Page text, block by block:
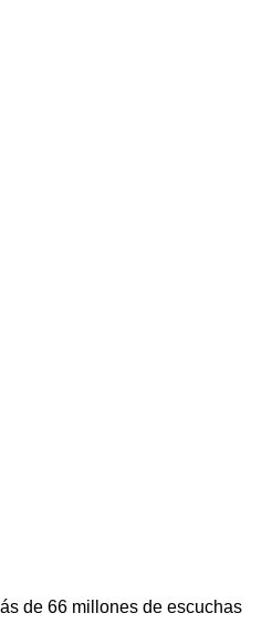
de 66 millones de escuchas